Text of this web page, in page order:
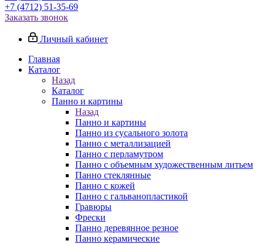
+7 (4712) 51-35-69
Заказать звонок
Личный кабинет
Главная
Каталог
Назад
Каталог
Панно и картины
Назад
Панно и картины
Панно из сусального золота
Панно с металлизацией
Панно с перламутром
Панно с объемным художественным литьем
Панно стеклянные
Панно с кожей
Панно с гальванопластикой
Гравюры
Фрески
Панно деревянное резное
Панно керамические